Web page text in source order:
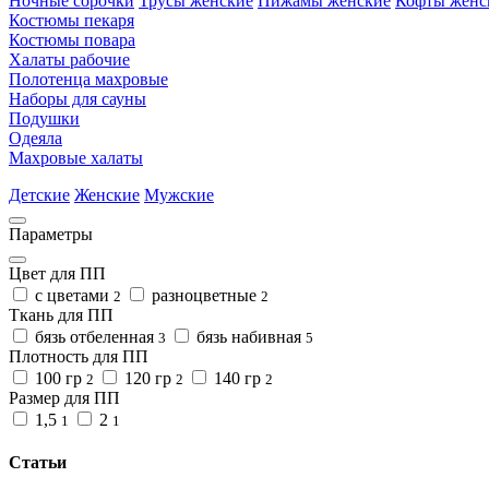
Костюмы пекаря
Костюмы повара
Халаты рабочие
Полотенца махровые
Наборы для сауны
Подушки
Одеяла
Махровые халаты
Детские Женские Мужские
Параметры
Цвет для ПП
с цветами 2 разноцветные 2
Ткань для ПП
бязь отбеленная 3 бязь набивная 5
Плотность для ПП
100 гр 2 120 гр 2 140 гр 2
Размер для ПП
1,5 1 2 1
Статьи